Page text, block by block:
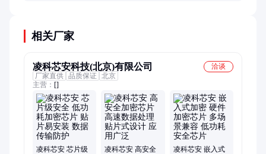
相关厂家
凌科芯安科技(北京)有限公司
洽谈
厂家直供 品质保证 北京
主营： []
凌科芯安 芯片级
凌科芯安 高安全
凌科芯安 嵌入式